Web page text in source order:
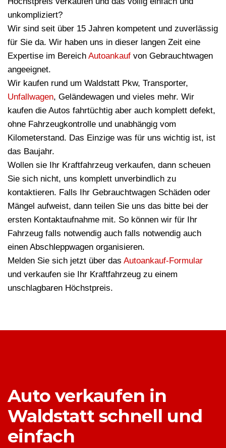
unkompliziert?
Wir sind seit über 15 Jahren kompetent und zuverlässig
für Sie da. Wir haben uns in dieser langen Zeit eine
Expertise im Bereich Autoankauf von Gebrauchtwagen
angeeignet.
Wir kaufen rund um Waldstatt Pkw, Transporter,
Unfallwagen, Geländewagen und vieles mehr. Wir
kaufen die Autos fahrtüchtig aber auch komplett defekt,
ohne Fahrzeugkontrolle und unabhängig vom
Kilometerstand. Das Einzige was für uns wichtig ist, ist
das Baujahr.
Wollen sie Ihr Kraftfahrzeug verkaufen, dann scheuen
Sie sich nicht, uns komplett unverbindlich zu
kontaktieren. Falls Ihr Gebrauchtwagen Schäden oder
Mängel aufweist, dann teilen Sie uns das bitte bei der
ersten Kontaktaufnahme mit. So können wir für Ihr
Fahrzeug falls notwendig auch falls notwendig auch
einen Abschleppwagen organisieren.
Melden Sie sich jetzt über das Autoankauf-Formular
und verkaufen sie Ihr Kraftfahrzeug zu einem
unschlagbaren Höchstpreis.
Auto verkaufen in
Waldstatt schnell und
einfach